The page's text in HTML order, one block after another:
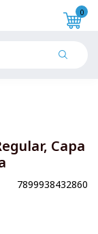
0
Capa
7899938432860